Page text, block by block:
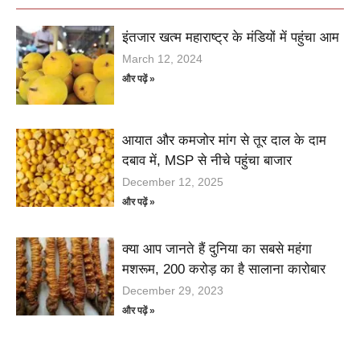
इंतजार खत्म महाराष्ट्र के मंडियों में पहुंचा आम
March 12, 2024
और पढ़ें »
आयात और कमजोर मांग से तूर दाल के दाम
दबाव में, MSP से नीचे पहुंचा बाजार
December 12, 2025
और पढ़ें »
क्या आप जानते हैं दुनिया का सबसे महंगा
मशरूम, 200 करोड़ का है सालाना कारोबार
December 29, 2023
और पढ़ें »